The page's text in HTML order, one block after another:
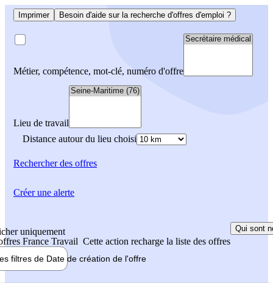
Imprimer Besoin d'aide sur la recherche d'offres d'emploi ?
Métier, compétence, mot-clé, numéro d'offre
Lieu de travail
Distance autour du lieu choisi
Rechercherdes offres
uniquement
France Travail Cette action recharge la liste des offres
Qui sont
filtres de Date de création de l'offre
Créer une alerte